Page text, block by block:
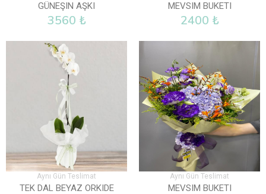
GÜNEŞIN AŞKI
3560 ₺
MEVSIM BUKETI
2400 ₺
Aynı Gün Teslimat
TEK DAL BEYAZ ORKIDE
Aynı Gün Teslimat
MEVSIM BUKETI